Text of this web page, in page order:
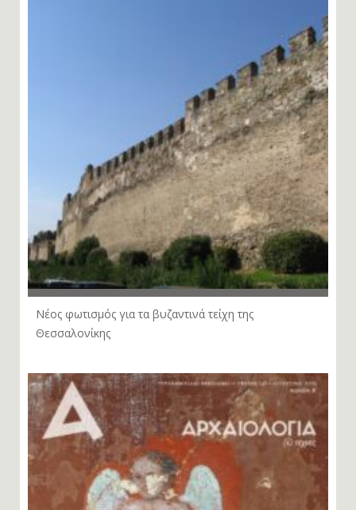
Νέος φωτισμός για τα βυζαντινά τείχη της
Θεσσαλονίκης